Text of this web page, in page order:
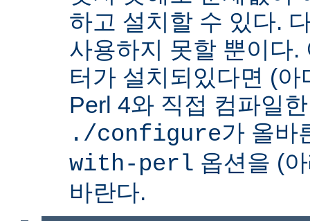
하고 설치할 수 있다.
사용하지 못할 뿐이다.
터가 설치되있다면 (
Perl 4와 직접 컴파일
./configure가 올바
with-perl 옵션을 (
바란다.